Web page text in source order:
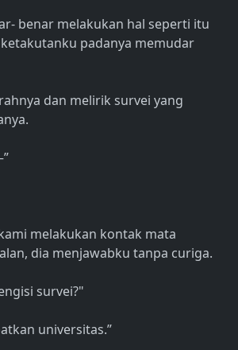
benar melakukan hal seperti itu
padanya memudar
dan melirik survei yang
melakukan kontak mata
dia menjawabku tanpa curiga.
survei?"
universitas.”